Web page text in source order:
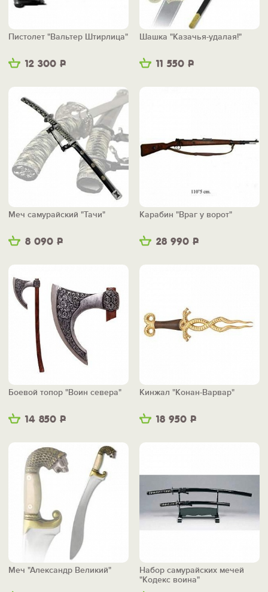
12 300 Р
Пистолет "Вальтер Штирлица"
11 550 Р
Шашка "Казачья-удалая!"
8 090 Р
Меч самурайский "Тачи"
28 990 Р
Карабин "Враг у ворот"
14 850 Р
Боевой топор "Воин севера"
18 950 Р
Кинжал "Конан-Варвар"
Меч "Александр Великий"
Набор самурайских мечей
"Кодекс воина"